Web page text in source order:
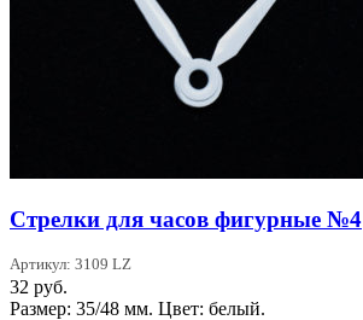
Стрелки для часов фигурные №4
Артикул: 3109 LZ
32 руб.
Размер: 35/48 мм. Цвет: белый.